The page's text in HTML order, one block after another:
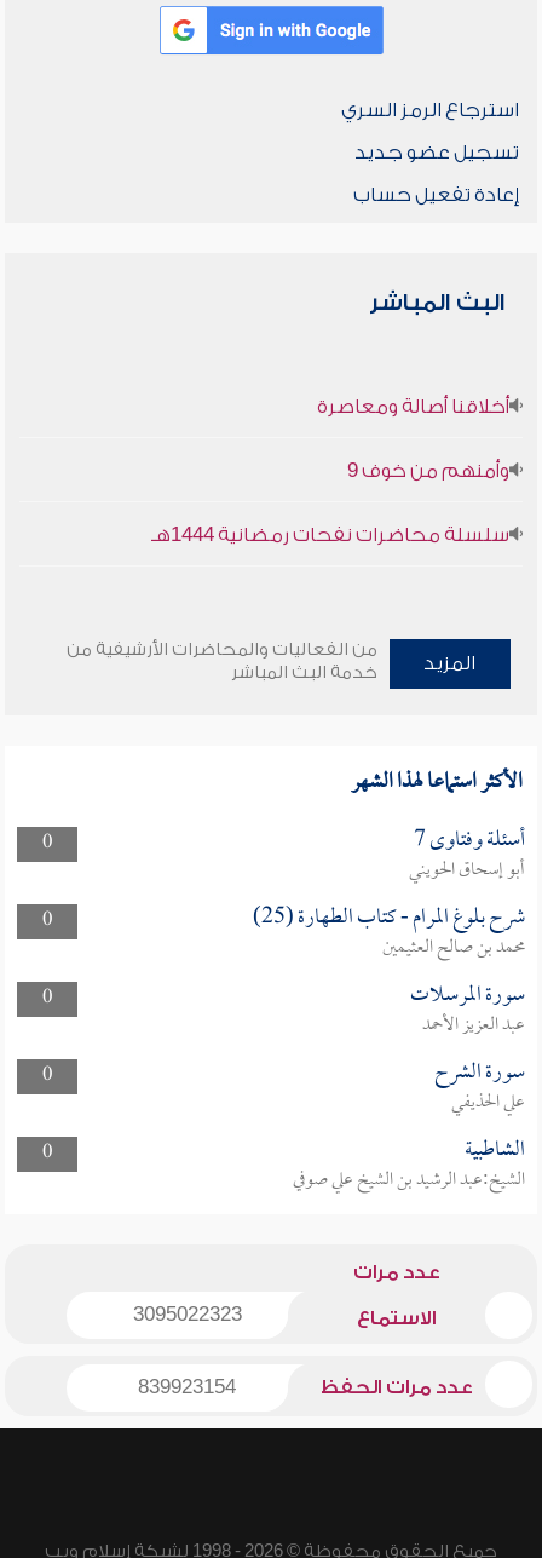
استرجاع الرمز السري
تسجيل عضو جديد
إعادة تفعيل حساب
البث المباشر
أخلاقنا أصالة ومعاصرة
وأمنهم من خوف 9
سلسلة محاضرات نفحات رمضانية 1444هـ
المزيد
من الفعاليات والمحاضرات الأرشيفية من
خدمة البث المباشر
الأكثر استماعا لهذا الشهر
0 أسئلة وفتاوى 7
أبو إسحاق الحويني
0
شرح بلوغ المرام - كتاب الطهارة (25)
محمد بن صالح العثيمين
0
سورة المرسلات
عبد العزيز الأحمد
0
سورة الشرح
علي الحذيفي
0
الشاطبية
الشيخ:عبد الرشيد بن الشيخ علي صوفي
عدد مرات
الاستماع 3095022323
عدد مرات الحفظ 839923154
جميع الحقوق محفوظة © 2026 - 1998 لشبكة إسلام ويب